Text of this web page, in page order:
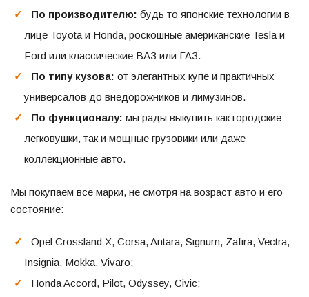
По производителю: будь то японские технологии в
лице Toyota и Honda, роскошные американские Tesla и
Ford или классические ВАЗ или ГАЗ.
По типу кузова: от элегантных купе и практичных
универсалов до внедорожников и лимузинов.
По функционалу: мы рады выкупить как городские
легковушки, так и мощные грузовики или даже
коллекционные авто.
Мы покупаем все марки, не смотря на возраст авто и его
состояние:
Opel Crossland X, Corsa, Antara, Signum, Zafira, Vectra,
Insignia, Mokka, Vivaro;
Honda Accord, Pilot, Odyssey, Civic;